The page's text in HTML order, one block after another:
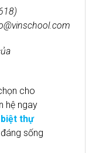
cho
hệ ngay
thự
sống